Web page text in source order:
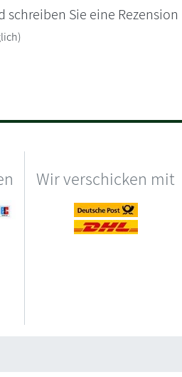
schreiben Sie eine Rezension
Wir verschicken mit